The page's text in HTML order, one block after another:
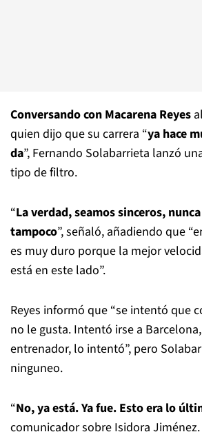
Conversando con Macarena Reyes
quien dijo que su carrera “ya hace
da”, Fernando Solabarrieta lanzó
tipo de filtro.
“La verdad, seamos sinceros,
tampoco”, señaló, añadiendo que
es muy duro porque la mejor
está en este lado”.
Reyes informó que “se intentó que
no le gusta. Intentó irse a
entrenador, lo intentó”, pero
ninguneo.
“No, ya está. Ya fue. Esto era lo
comunicador sobre Isidora Jiménez.